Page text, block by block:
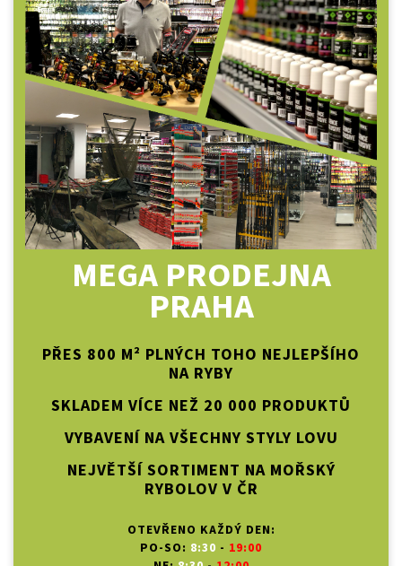
MEGA PRODEJNA
PRAHA
PŘES 800 M² PLNÝCH TOHO NEJLEPŠÍHO
NA RYBY
SKLADEM VÍCE NEŽ 20 000 PRODUKTŮ
VYBAVENÍ NA VŠECHNY STYLY LOVU
NEJVĚTŠÍ SORTIMENT NA MOŘSKÝ
RYBOLOV V ČR
OTEVŘENO KAŽDÝ DEN:
PO-SO: 8:30 - 19:00